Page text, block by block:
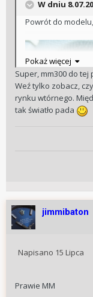
W dniu
Powrót do
Pokaż więcej
Super, mm300 do tej
Weź tylko zobacz,
rynku wtórnego.
tak światło pada
jimmibaton
Napisano 15 Lipca
Prawie MM